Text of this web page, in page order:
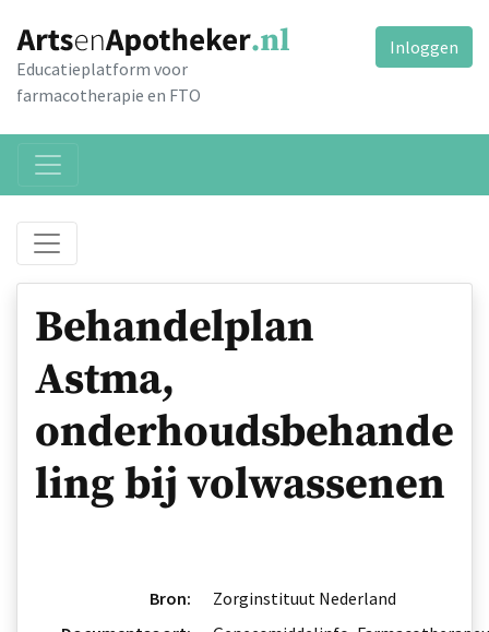
Educatieplatform voor
farmacotherapie en FTO
Inloggen
Behandelplan
Astma,
onderhoudsbehande
ling bij volwassenen
Bron:
Zorginstituut Nederland